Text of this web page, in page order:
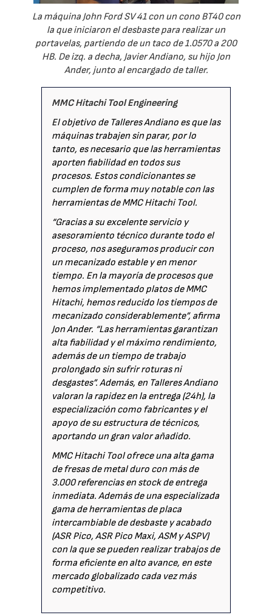
La máquina John Ford SV 41 con un cono BT40 con
la que iniciaron el desbaste para realizar un
portavelas, partiendo de un taco de 1.0570 a 200
HB. De izq. a decha, Javier Andiano, su hijo Jon
Ander, junto al encargado de taller.
MMC Hitachi Tool Engineering
El objetivo de Talleres Andiano es que las
máquinas trabajen sin parar, por lo
tanto, es necesario que las herramientas
aporten fiabilidad en todos sus
procesos. Estos condicionantes se
cumplen de forma muy notable con las
herramientas de MMC Hitachi Tool.
“Gracias a su excelente servicio y
asesoramiento técnico durante todo el
proceso, nos aseguramos producir con
un mecanizado estable y en menor
tiempo. En la mayoría de procesos que
hemos implementado platos de MMC
Hitachi, hemos reducido los tiempos de
mecanizado considerablemente”, afirma
Jon Ander. “Las herramientas garantizan
alta fiabilidad y el máximo rendimiento,
además de un tiempo de trabajo
prolongado sin sufrir roturas ni
desgastes”. Además, en Talleres Andiano
valoran la rapidez en la entrega (24h), la
especialización como fabricantes y el
apoyo de su estructura de técnicos,
aportando un gran valor añadido.
MMC Hitachi Tool ofrece una alta gama
de fresas de metal duro con más de
3.000 referencias en stock de entrega
inmediata. Además de una especializada
gama de herramientas de placa
intercambiable de desbaste y acabado
(ASR Pico, ASR Pico Maxi, ASM y ASPV)
con la que se pueden realizar trabajos de
forma eficiente en alto avance, en este
mercado globalizado cada vez más
competitivo.